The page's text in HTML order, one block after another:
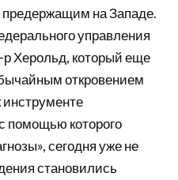
на Западе.
управления
Херольд, который еще
откровением
инструменте
помощью которого
сегодня уже не
становились